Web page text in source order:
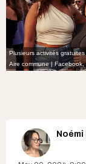
Plusieurs activités
Aire commune | Facebook,